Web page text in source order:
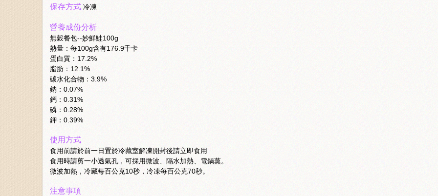
保存方式 冷凍
營養成份分析
無穀餐包--妙鮮鮭100g
熱量：每100g含有176.9千卡
蛋白質：17.2%
脂肪：12.1%
碳水化合物：3.9%
鈉：0.07%
鈣：0.31%
磷：0.28%
鉀：0.39%
使用方式
食用前請於前一日置於冷藏室解凍開封後請立即食用
食用時請剪一小透氣孔，可採用微波、隔水加熱、電鍋蒸。
微波加熱，冷藏每百公克10秒，冷凍每百公克70秒。
注意事項